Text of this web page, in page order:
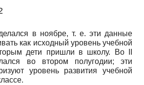
в ноябре, т. е. эти данные
как исходный уровень учебной
дети пришли в школу. Во II
во втором полугодии; эти
уровень развития учебной